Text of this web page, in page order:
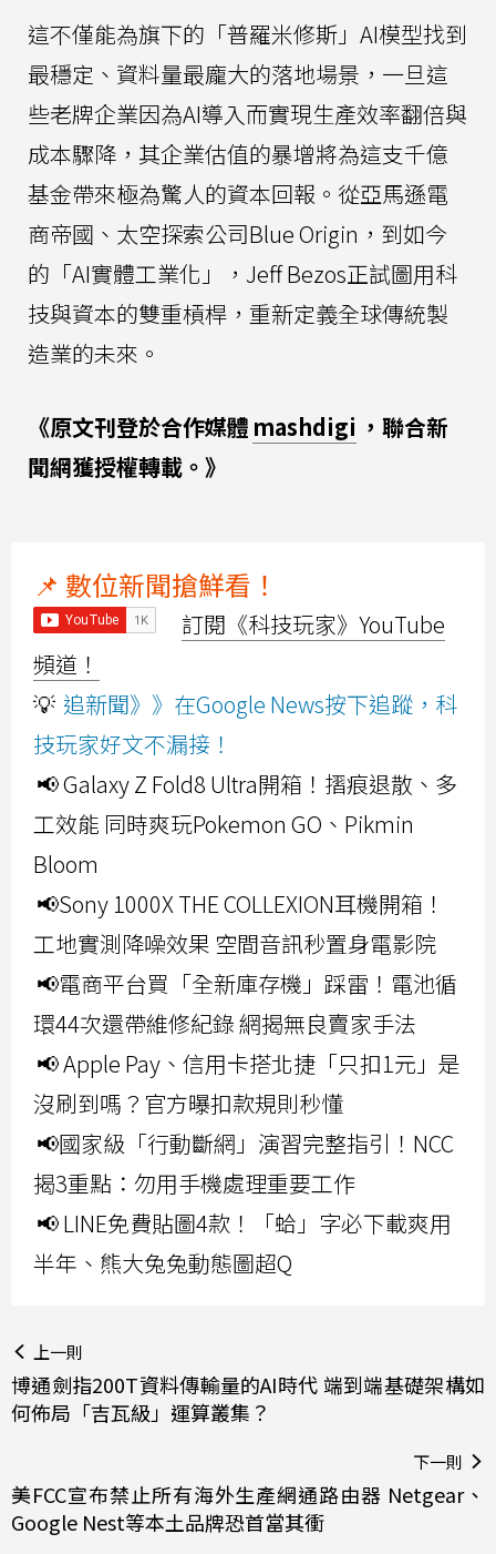
這不僅能為旗下的「普羅米修斯」AI模型找到
最穩定、資料量最龐大的落地場景，一旦這
些老牌企業因為AI導入而實現生產效率翻倍與
成本驟降，其企業估值的暴增將為這支千億
基金帶來極為驚人的資本回報。從亞馬遜電
商帝國、太空探索公司Blue Origin，到如今
的「AI實體工業化」，Jeff Bezos正試圖用科
技與資本的雙重槓桿，重新定義全球傳統製
造業的未來。
《原文刊登於合作媒體 mashdigi ，聯合新
聞網獲授權轉載。》
📌 數位新聞搶鮮看！
訂閱《科技玩家》YouTube
頻道！
💡 追新聞》》在Google News按下追蹤，科
技玩家好文不漏接！
📢 Galaxy Z Fold8 Ultra開箱！摺痕退散、多
工效能 同時爽玩Pokemon GO、Pikmin
Bloom
📢Sony 1000X THE COLLEXION耳機開箱！
工地實測降噪效果 空間音訊秒置身電影院
📢電商平台買「全新庫存機」踩雷！電池循
環44次還帶維修紀錄 網揭無良賣家手法
📢 Apple Pay、信用卡搭北捷「只扣1元」是
沒刷到嗎？官方曝扣款規則秒懂
📢國家級「行動斷網」演習完整指引！NCC
揭3重點：勿用手機處理重要工作
📢 LINE免費貼圖4款！「蛤」字必下載爽用
半年、熊大兔兔動態圖超Q
上一則
博通劍指200T資料傳輸量的AI時代 端到端基礎架構如
何佈局「吉瓦級」運算叢集？
下一則
美FCC宣布禁止所有海外生產網通路由器 Netgear、
Google Nest等本土品牌恐首當其衝